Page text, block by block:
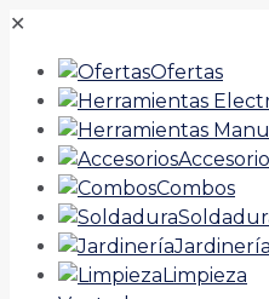
✕
Ofertas
Combos
Jardinería
Limpieza